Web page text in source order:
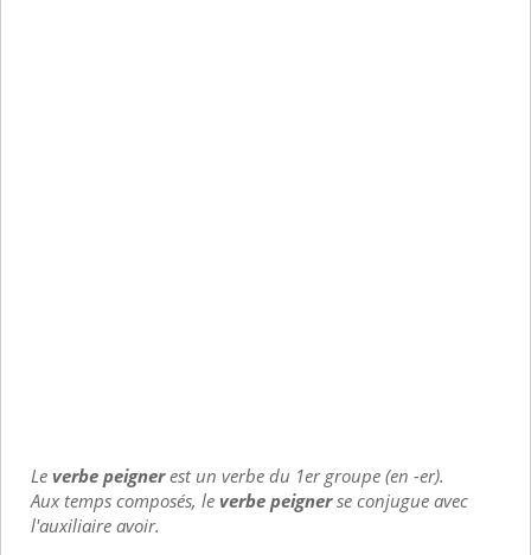
Leverbe peignerest un verbe du 1er groupe (en -er).
Aux temps composés, leverbe peignerse conjugue avec
l'auxiliaire avoir.